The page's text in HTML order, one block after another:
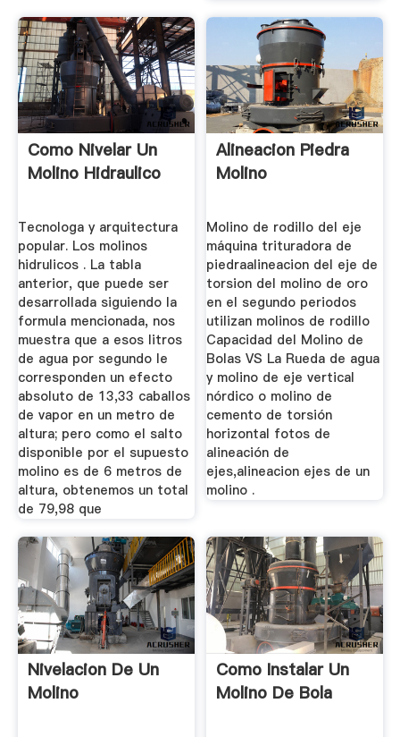
Como Nivelar Un
Molino Hidraulico
Tecnologa y arquitectura
popular. Los molinos
hidrulicos . La tabla
anterior, que puede ser
desarrollada siguiendo la
formula mencionada, nos
muestra que a esos litros
de agua por segundo le
corresponden un efecto
absoluto de 13,33 caballos
de vapor en un metro de
altura; pero como el salto
disponible por el supuesto
molino es de 6 metros de
altura, obtenemos un total
de 79,98 que
Alineacion Piedra
Molino
Molino de rodillo del eje
máquina trituradora de
piedraalineacion del eje de
torsion del molino de oro
en el segundo periodos
utilizan molinos de rodillo
Capacidad del Molino de
Bolas VS La Rueda de agua
y molino de eje vertical
nórdico o molino de
cemento de torsión
horizontal fotos de
alineación de
ejes,alineacion ejes de un
molino .
Nivelacion De Un
Molino
Como Instalar Un
Molino De Bola